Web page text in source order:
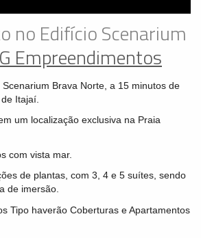
no Edifício Scenarium
Empreendimentos
Brava Norte, a 15 minutos de
Itajaí.
um localização exclusiva na Praia
com vista mar.
de plantas, com 3, 4 e 5 suítes, sendo
de imersão.
Tipo haverão Coberturas e Apartamentos